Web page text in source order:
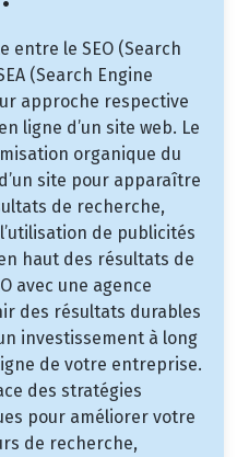
entre le SEO (Search
(Search Engine
approche respective
ligne d’un site web. Le
organique du
site pour apparaître
de recherche,
de publicités
haut des résultats de
avec une agence
des résultats durables
investissement à long
de votre entreprise.
des stratégies
pour améliorer votre
de recherche,